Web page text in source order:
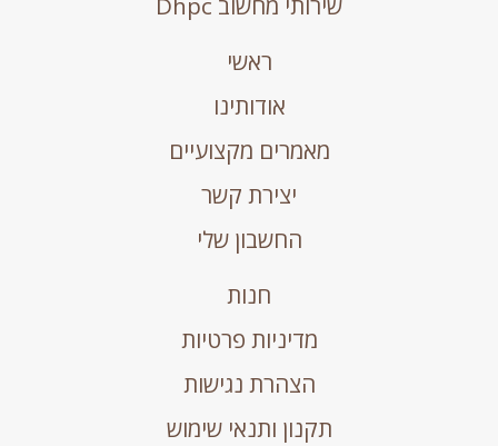
ראשי
אודותינו
מאמרים מקצועיים
יצירת קשר
החשבון שלי
חנות
מדיניות פרטיות
הצהרת נגישות
תקנון ותנאי שימוש